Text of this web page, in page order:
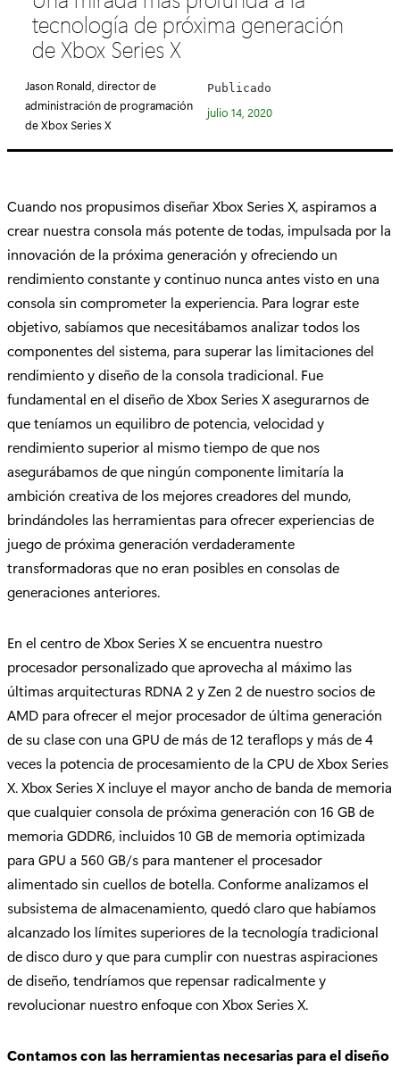
g
o
í
a
:
tecnología de próxima generación
de Xbox Series X
Jason Ronald, director de
administración de programación
de Xbox Series X
Publicado
julio 14, 2020
Cuando nos propusimos diseñar Xbox Series X, aspiramos a
crear nuestra consola más potente de todas, impulsada por la
innovación de la próxima generación y ofreciendo un
rendimiento constante y continuo nunca antes visto en una
consola sin comprometer la experiencia. Para lograr este
objetivo, sabíamos que necesitábamos analizar todos los
componentes del sistema, para superar las limitaciones del
rendimiento y diseño de la consola tradicional. Fue
fundamental en el diseño de Xbox Series X asegurarnos de
que teníamos un equilibro de potencia, velocidad y
rendimiento superior al mismo tiempo de que nos
asegurábamos de que ningún componente limitaría la
ambición creativa de los mejores creadores del mundo,
brindándoles las herramientas para ofrecer experiencias de
juego de próxima generación verdaderamente
transformadoras que no eran posibles en consolas de
generaciones anteriores.
En el centro de Xbox Series X se encuentra nuestro
procesador personalizado que aprovecha al máximo las
últimas arquitecturas RDNA 2 y Zen 2 de nuestro socios de
AMD para ofrecer el mejor procesador de última generación
de su clase con una GPU de más de 12 teraflops y más de 4
veces la potencia de procesamiento de la CPU de Xbox Series
X. Xbox Series X incluye el mayor ancho de banda de memoria
que cualquier consola de próxima generación con 16 GB de
memoria GDDR6, incluidos 10 GB de memoria optimizada
para GPU a 560 GB/s para mantener el procesador
alimentado sin cuellos de botella. Conforme analizamos el
subsistema de almacenamiento, quedó claro que habíamos
alcanzado los límites superiores de la tecnología tradicional
de disco duro y que para cumplir con nuestras aspiraciones
de diseño, tendríamos que repensar radicalmente y
revolucionar nuestro enfoque con Xbox Series X.
Contamos con las herramientas necesarias para el diseño